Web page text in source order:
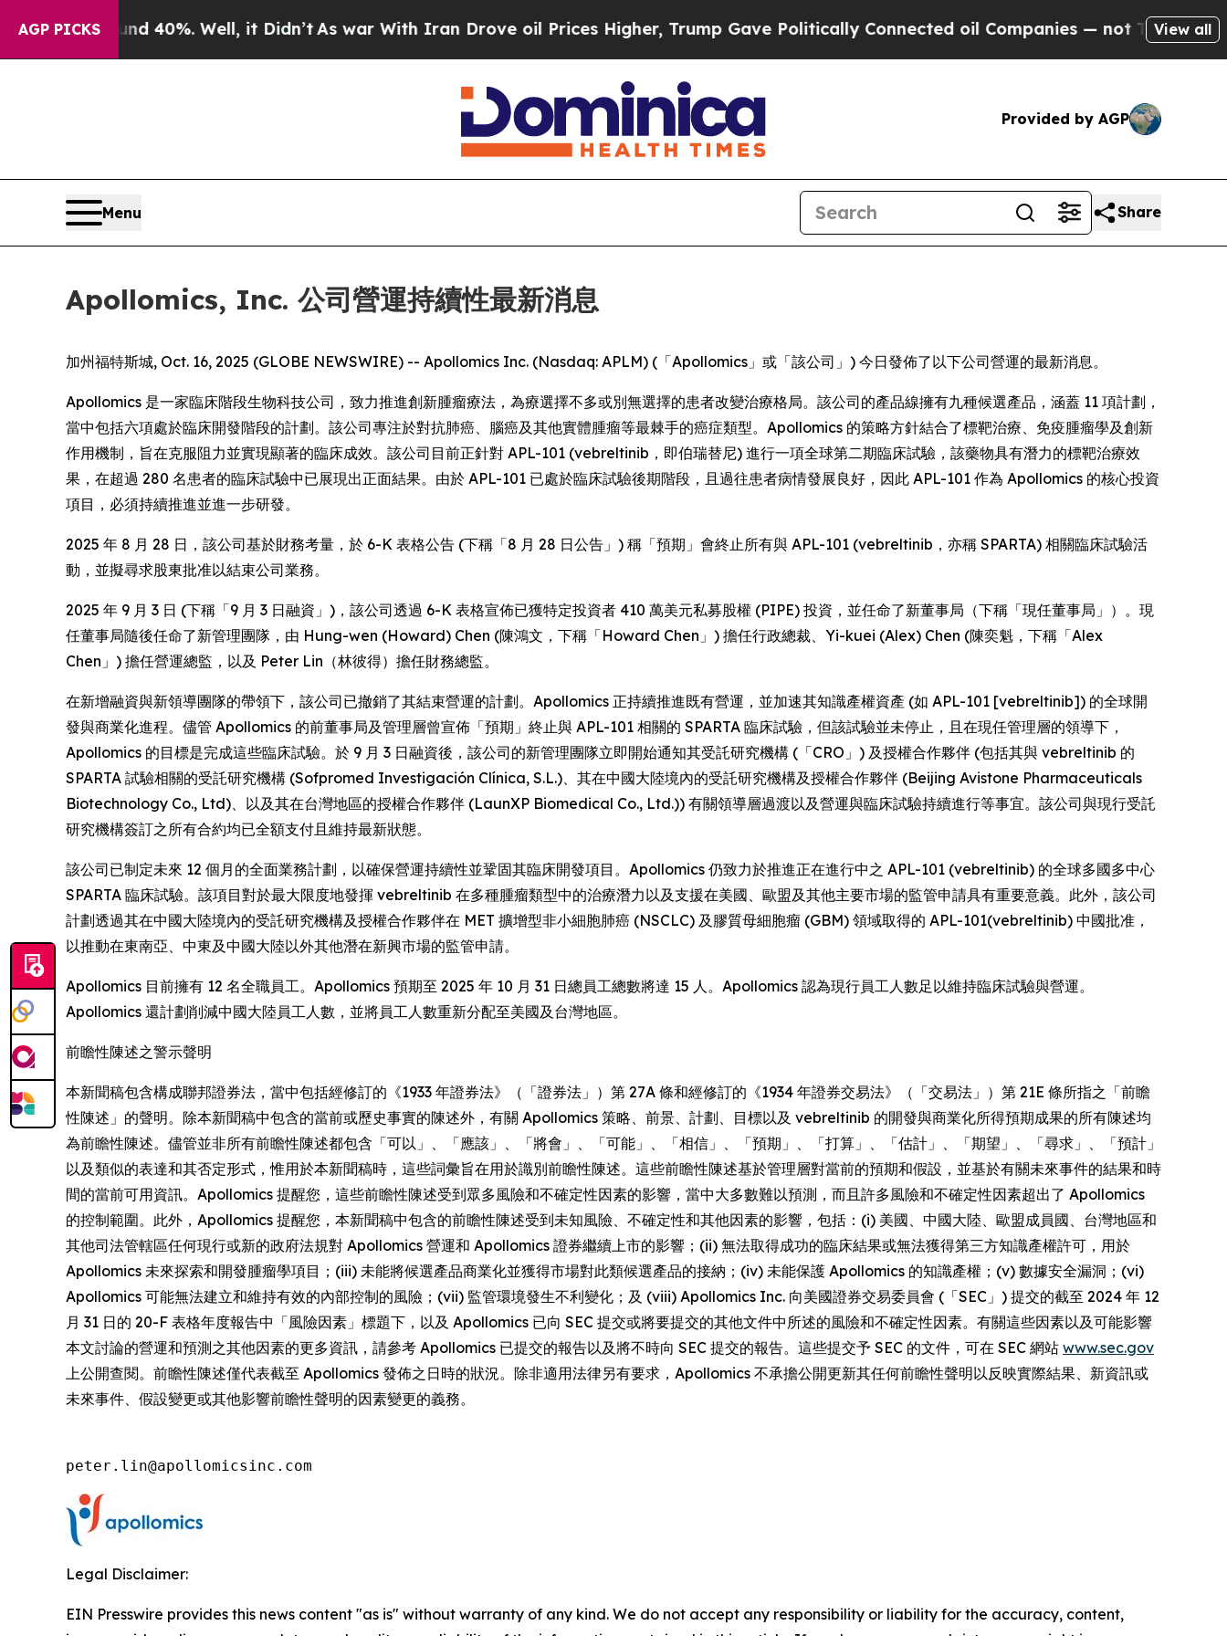
AGP PICKS
Around 40%. Well, it Didn’t As war With Iran Drove oil Prices Higher, Trump Gave Politically Connected oil Companies — not Taxpayers — the
View all
Provided by AGP
Menu Share
Apollomics, Inc. 公司營運持續性最新消息
加州福特斯城, Oct. 16, 2025 (GLOBE NEWSWIRE) -- Apollomics Inc. (Nasdaq: APLM) (「Apollomics」或「該公司」) 今日發佈了以下公司營運的最新消息。
Apollomics 是一家臨床階段生物科技公司，致力推進創新腫瘤療法，為療選擇不多或別無選擇的患者改變治療格局。該公司的產品線擁有九種候選產品，涵蓋 11 項計劃，
當中包括六項處於臨床開發階段的計劃。該公司專注於對抗肺癌、腦癌及其他實體腫瘤等最棘手的癌症類型。Apollomics 的策略方針結合了標靶治療、免疫腫瘤學及創新
作用機制，旨在克服阻力並實現顯著的臨床成效。該公司目前正針對 APL-101 (vebreltinib，即伯瑞替尼) 進行一項全球第二期臨床試驗，該藥物具有潛力的標靶治療效
果，在超過 280 名患者的臨床試驗中已展現出正面結果。由於 APL-101 已處於臨床試驗後期階段，且過往患者病情發展良好，因此 APL-101 作為 Apollomics 的核心投資
項目，必須持續推進並進一步研發。
2025 年 8 月 28 日，該公司基於財務考量，於 6-K 表格公告 (下稱「8 月 28 日公告」) 稱「預期」會終止所有與 APL-101 (vebreltinib，亦稱 SPARTA) 相關臨床試驗活
動，並擬尋求股東批准以結束公司業務。
2025 年 9 月 3 日 (下稱「9 月 3 日融資」)，該公司透過 6-K 表格宣佈已獲特定投資者 410 萬美元私募股權 (PIPE) 投資，並任命了新董事局（下稱「現任董事局」）。現
任董事局隨後任命了新管理團隊，由 Hung-wen (Howard) Chen (陳鴻文，下稱「Howard Chen」) 擔任行政總裁、Yi-kuei (Alex) Chen (陳奕魁，下稱「Alex
Chen」) 擔任營運總監，以及 Peter Lin（林彼得）擔任財務總監。
在新增融資與新領導團隊的帶領下，該公司已撤銷了其結束營運的計劃。Apollomics 正持續推進既有營運，並加速其知識產權資產 (如 APL-101 [vebreltinib]) 的全球開
發與商業化進程。儘管 Apollomics 的前董事局及管理層曾宣佈「預期」終止與 APL-101 相關的 SPARTA 臨床試驗，但該試驗並未停止，且在現任管理層的領導下，
Apollomics 的目標是完成這些臨床試驗。於 9 月 3 日融資後，該公司的新管理團隊立即開始通知其受託研究機構 (「CRO」) 及授權合作夥伴 (包括其與 vebreltinib 的
SPARTA 試驗相關的受託研究機構 (Sofpromed Investigación Clínica, S.L.)、其在中國大陸境內的受託研究機構及授權合作夥伴 (Beijing Avistone Pharmaceuticals
Biotechnology Co., Ltd)、以及其在台灣地區的授權合作夥伴 (LaunXP Biomedical Co., Ltd.)) 有關領導層過渡以及營運與臨床試驗持續進行等事宜。該公司與現行受託
研究機構簽訂之所有合約均已全額支付且維持最新狀態。
該公司已制定未來 12 個月的全面業務計劃，以確保營運持續性並鞏固其臨床開發項目。Apollomics 仍致力於推進正在進行中之 APL-101 (vebreltinib) 的全球多國多中心
SPARTA 臨床試驗。該項目對於最大限度地發揮 vebreltinib 在多種腫瘤類型中的治療潛力以及支援在美國、歐盟及其他主要市場的監管申請具有重要意義。此外，該公司
計劃透過其在中國大陸境內的受託研究機構及授權合作夥伴在 MET 擴增型非小細胞肺癌 (NSCLC) 及膠質母細胞瘤 (GBM) 領域取得的 APL-101(vebreltinib) 中國批准，
以推動在東南亞、中東及中國大陸以外其他潛在新興市場的監管申請。
Apollomics 目前擁有 12 名全職員工。Apollomics 預期至 2025 年 10 月 31 日總員工總數將達 15 人。Apollomics 認為現行員工人數足以維持臨床試驗與營運。
Apollomics 還計劃削減中國大陸員工人數，並將員工人數重新分配至美國及台灣地區。
前瞻性陳述之警示聲明
本新聞稿包含構成聯邦證券法，當中包括經修訂的《1933 年證券法》（「證券法」）第 27A 條和經修訂的《1934 年證券交易法》（「交易法」）第 21E 條所指之「前瞻
性陳述」的聲明。除本新聞稿中包含的當前或歷史事實的陳述外，有關 Apollomics 策略、前景、計劃、目標以及 vebreltinib 的開發與商業化所得預期成果的所有陳述均
為前瞻性陳述。儘管並非所有前瞻性陳述都包含「可以」、「應該」、「將會」、「可能」、「相信」、「預期」、「打算」、「估計」、「期望」、「尋求」、「預計」
以及類似的表達和其否定形式，惟用於本新聞稿時，這些詞彙旨在用於識別前瞻性陳述。這些前瞻性陳述基於管理層對當前的預期和假設，並基於有關未來事件的結果和時
間的當前可用資訊。Apollomics 提醒您，這些前瞻性陳述受到眾多風險和不確定性因素的影響，當中大多數難以預測，而且許多風險和不確定性因素超出了 Apollomics
的控制範圍。此外，Apollomics 提醒您，本新聞稿中包含的前瞻性陳述受到未知風險、不確定性和其他因素的影響，包括：(i) 美國、中國大陸、歐盟成員國、台灣地區和
其他司法管轄區任何現行或新的政府法規對 Apollomics 營運和 Apollomics 證券繼續上市的影響；(ii) 無法取得成功的臨床結果或無法獲得第三方知識產權許可，用於
Apollomics 未來探索和開發腫瘤學項目；(iii) 未能將候選產品商業化並獲得市場對此類候選產品的接納；(iv) 未能保護 Apollomics 的知識產權；(v) 數據安全漏洞；(vi)
Apollomics 可能無法建立和維持有效的內部控制的風險；(vii) 監管環境發生不利變化；及 (viii) Apollomics Inc. 向美國證券交易委員會 (「SEC」) 提交的截至 2024 年 12
月 31 日的 20-F 表格年度報告中「風險因素」標題下，以及 Apollomics 已向 SEC 提交或將要提交的其他文件中所述的風險和不確定性因素。有關這些因素以及可能影響
本文討論的營運和預測之其他因素的更多資訊，請參考 Apollomics 已提交的報告以及將不時向 SEC 提交的報告。這些提交予 SEC 的文件，可在 SEC 網站 www.sec.gov
上公開查閱。前瞻性陳述僅代表截至 Apollomics 發佈之日時的狀況。除非適用法律另有要求，Apollomics 不承擔公開更新其任何前瞻性聲明以反映實際結果、新資訊或
未來事件、假設變更或其他影響前瞻性聲明的因素變更的義務。
peter.lin@apollomicsinc.com
Legal Disclaimer:
EIN Presswire provides this news content "as is" without warranty of any kind. We do not accept any responsibility or liability for the accuracy, content,